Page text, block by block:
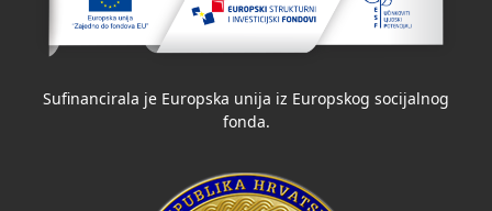
Sufinancirala je Europska unija iz Europskog socijalnog
fonda.